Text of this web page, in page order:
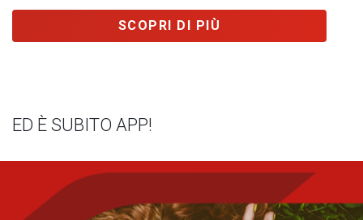
SCOPRI DI PIÙ
ED È SUBITO APP!